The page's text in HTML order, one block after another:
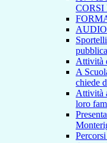
Attività
A
chiede
Attività
loro